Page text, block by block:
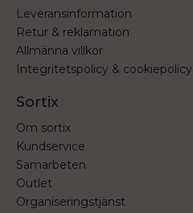
Leveransinformation
Retur & reklamation
Allmänna villkor
Integritetspolicy & cookiepolicy
Sortix
Om sortix
Kundservice
Samarbeten
Outlet
Organiseringstjänst